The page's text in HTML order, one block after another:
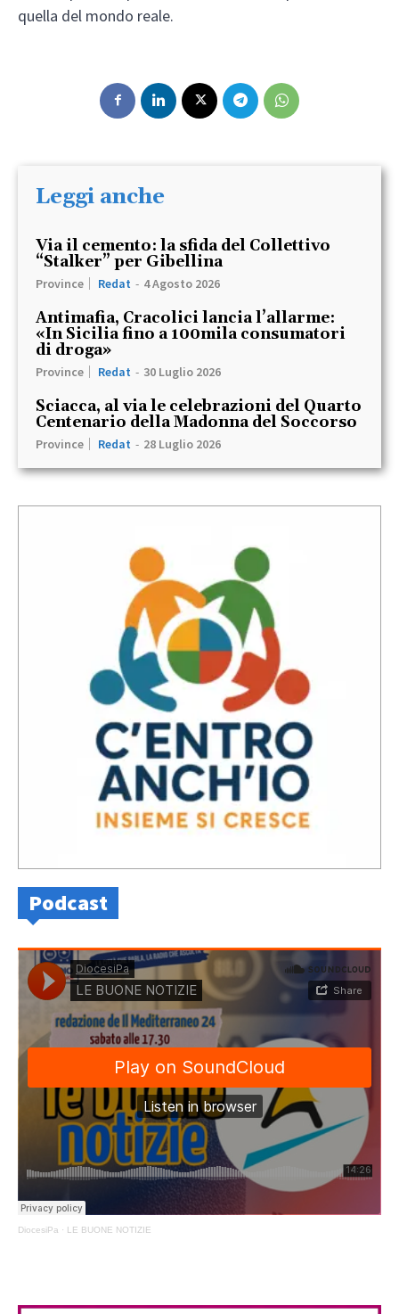
quella del mondo reale.
Leggi anche
Via il cemento: la sfida del Collettivo
“Stalker” per Gibellina
Province Redat - 4 Agosto 2026
Antimafia, Cracolici lancia l’allarme:
«In Sicilia fino a 100mila consumatori
di droga»
Province Redat - 30 Luglio 2026
Sciacca, al via le celebrazioni del Quarto
Centenario della Madonna del Soccorso
Province Redat - 28 Luglio 2026
Podcast
DiocesiPa · LE BUONE NOTIZIE